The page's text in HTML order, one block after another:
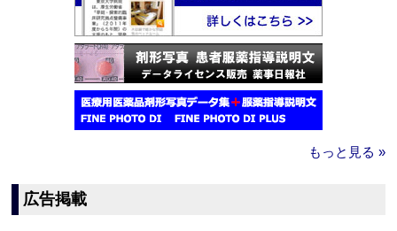
もっと見る »
広告掲載